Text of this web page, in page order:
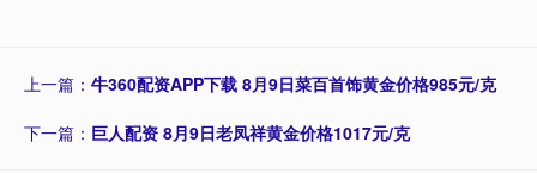
上一篇： 牛360配资APP下载 8月9日菜百首饰黄金价格985元/克
下一篇： 巨人配资 8月9日老凤祥黄金价格1017元/克